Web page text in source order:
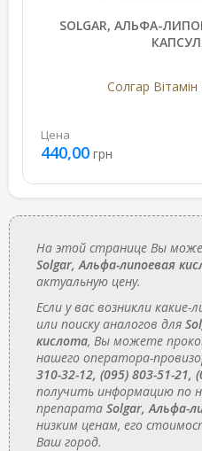
SOLGAR, АЛЬФА-
Солгар
Цена
440,00 грн
На этой странице Вы
Solgar, Альфа-липоевая
актуальную цену.
Если у вас возникли
или поиску аналогов для
кислота, Вы можете
нашего оператора-
310-32-12, (095) 803-51-21,
получить информацию по
препарата Solgar, Альфа-
низким ценам, его
Ваш город.